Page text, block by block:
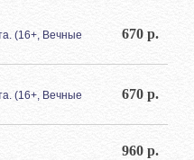
(16+, Вечные
670 р.
(16+, Вечные
670 р.
960 р.